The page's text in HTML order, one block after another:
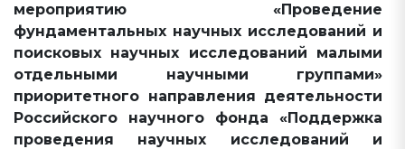
мероприятию «Проведение
фундаментальных научных исследований и
поисковых научных исследований малыми
отдельными научными группами»
приоритетного направления деятельности
Российского научного фонда «Поддержка
проведения научных исследований и